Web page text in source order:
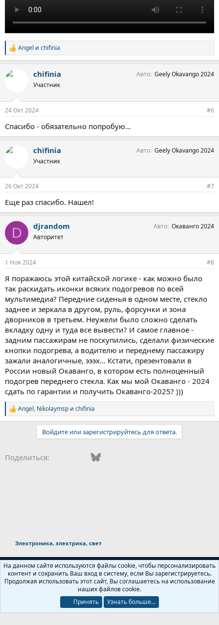
С
и
п
:
Angel и chifinia
chifinia
Участник
Авто Geely Okavango 2024
24 Окт 2024 #6
Спасибо - обязательно попробую...
chifinia
Участник
Авто Geely Okavango 2024
26 Окт 2024 #7
Еще раз спасибо. Нашел!
D djrandom
Авторитет
Авто Окаванго 2024
1 Ноя 2024 #8
Я поражаюсь этой китайской логике - как можно было
так раскидать иконки всяких подогревов по всей
мультимедиа? Передние сиденья в одном месте, стекло
заднее и зеркала в другом, руль, форсунки и зона
дворников в третьем. Неужели было сложно сделать
вкладку одну и туда все вывести? И самое главное -
задним пассажирам не поскупились, сделали физические
кнопки подогрева, а водителю и переднему пассажиру
зажали аналогичные, эээх... Кстати, презентовали в
России новый Окаванго, в котором есть полноценный
подогрев переднего стекла. Как мы мой Окаванго - 2024
сдать по гарантии и получить Окаванго-2025? )))
С
и
и
Angel, Nikolaymsp и chifinia
Войдите или зарегистрируйтесь для ответа.
Поделиться: Vkontakte
FacebookBluesky
Электроника, электрика, свет
Russian (RU)
Обратная связь
Условия и правила
Политика конфиденциальности
Помощь
Локализация от xenForo.Info®
На данном сайте используются файлы cookie, чтобы персонализировать
контент и сохранить Ваш вход в систему, если Вы зарегистрируетесь.
Продолжая использовать этот сайт, Вы соглашаетесь на использование
наших файлов cookie.
Принять
Узнать больше…